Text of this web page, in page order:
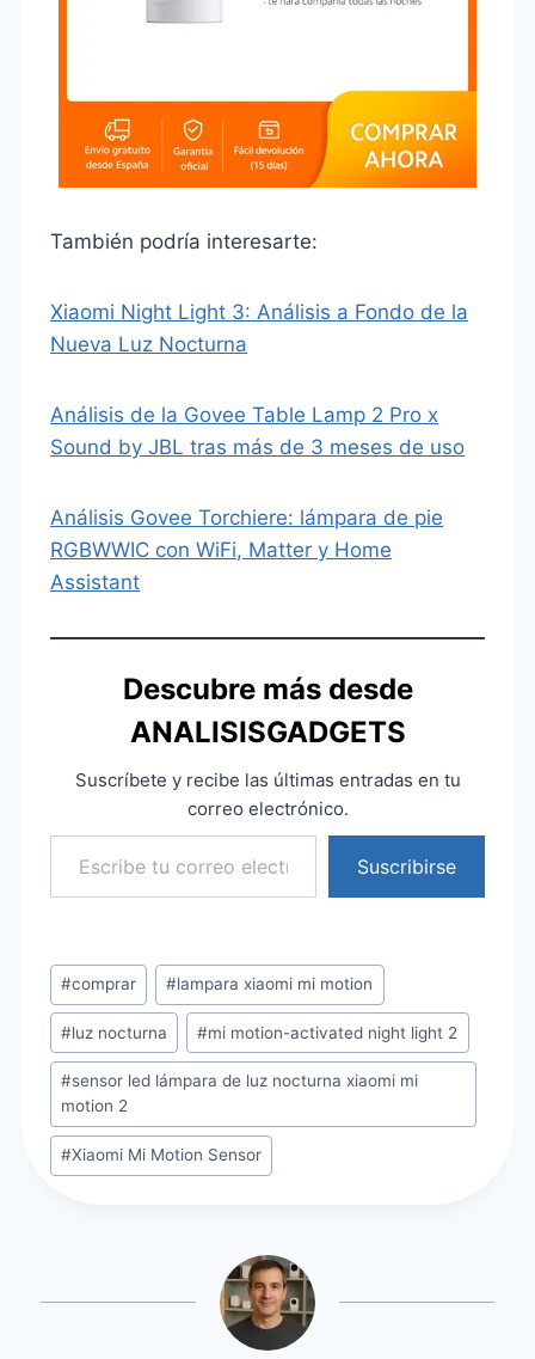
También podría interesarte:
Xiaomi Night Light 3: Análisis a Fondo de la
Nueva Luz Nocturna
Análisis de la Govee Table Lamp 2 Pro x
Sound by JBL tras más de 3 meses de uso
Análisis Govee Torchiere: lámpara de pie
RGBWWIC con WiFi, Matter y Home
Assistant
Descubre más desde
ANALISISGADGETS
Suscríbete y recibe las últimas entradas en tu
correo electrónico.
Escribe tu correo electrónico…
Suscribirse
Etiquetas
de
la
entrada:
#comprar #lampara xiaomi mi motion
#luz nocturna #mi motion-activated night light 2
#sensor led lámpara de luz nocturna xiaomi mi
motion 2
#Xiaomi Mi Motion Sensor